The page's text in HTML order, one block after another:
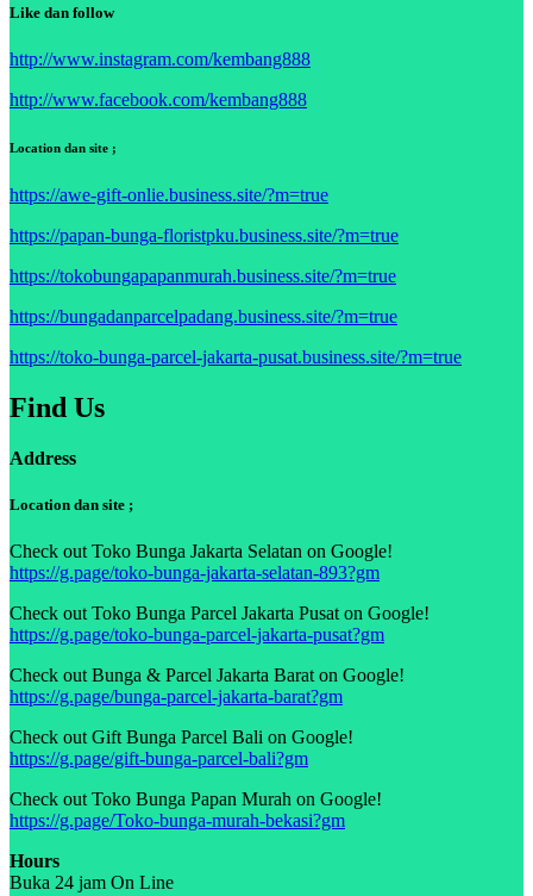
Like dan follow
http://www.instagram.com/kembang888
http://www.facebook.com/kembang888
Location dan site ;
https://awe-gift-onlie.business.site/?m=true
https://papan-bunga-floristpku.business.site/?m=true
https://tokobungapapanmurah.business.site/?m=true
https://bungadanparcelpadang.business.site/?m=true
https://toko-bunga-parcel-jakarta-pusat.business.site/?m=true
Find Us
Address
Location dan site ;
Check out Toko Bunga Jakarta Selatan on Google!
https://g.page/toko-bunga-jakarta-selatan-893?gm
Check out Toko Bunga Parcel Jakarta Pusat on Google!
https://g.page/toko-bunga-parcel-jakarta-pusat?gm
Check out Bunga & Parcel Jakarta Barat on Google!
https://g.page/bunga-parcel-jakarta-barat?gm
Check out Gift Bunga Parcel Bali on Google!
https://g.page/gift-bunga-parcel-bali?gm
Check out Toko Bunga Papan Murah on Google!
https://g.page/Toko-bunga-murah-bekasi?gm
Hours
Buka 24 jam On Line